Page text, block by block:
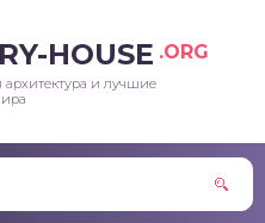
HOUSE .ORG
архитектура и лучшие